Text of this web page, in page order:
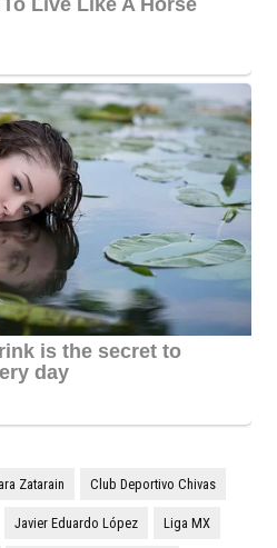
Zatarain Club Deportivo Chivas
Javier Eduardo López Liga MX